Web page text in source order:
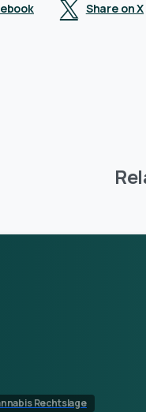
Share on X
Rechtslage